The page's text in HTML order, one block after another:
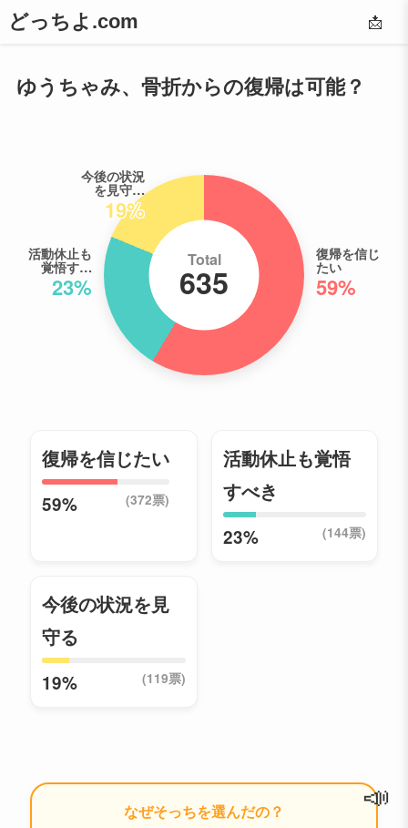
どっちよ.com 📩
ゆうちゃみ、骨折からの復帰は可能？
復帰を信じ
たい
59%
活動休止も
覚悟す…
23%
今後の状況
を見守…
19%
Total
635
復帰を信じたい
59% (372票)
活動休止も覚悟
すべき
23% (144票)
今後の状況を見
守る
19% (119票)
なぜそっちを選んだの？
📣